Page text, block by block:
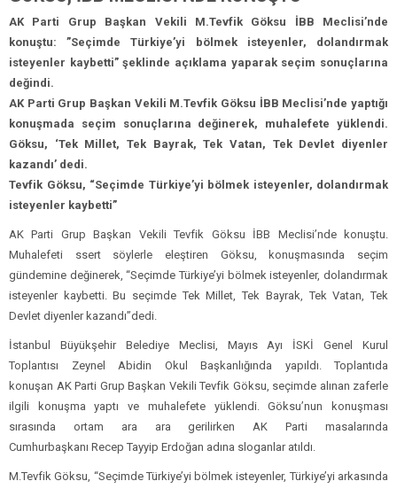
AK Parti Grup Başkan Vekili M.Tevfik Göksu İBB Meclisi’nde
konuştu: ”Seçimde Türkiye’yi bölmek isteyenler, dolandırmak
isteyenler kaybetti” şeklinde açıklama yaparak seçim sonuçlarına
değindi.
AK Parti Grup Başkan Vekili M.Tevfik Göksu İBB Meclisi’nde yaptığı
konuşmada seçim sonuçlarına değinerek, muhalefete yüklendi.
Göksu, ‘Tek Millet, Tek Bayrak, Tek Vatan, Tek Devlet diyenler
kazandı’ dedi.
Tevfik Göksu, “Seçimde Türkiye’yi bölmek isteyenler, dolandırmak
isteyenler kaybetti”
AK Parti Grup Başkan Vekili Tevfik Göksu İBB Meclisi’nde konuştu.
Muhalefeti ssert söylerle eleştiren Göksu, konuşmasında seçim
gündemine değinerek, “Seçimde Türkiye’yi bölmek isteyenler, dolandırmak
isteyenler kaybetti. Bu seçimde Tek Millet, Tek Bayrak, Tek Vatan, Tek
Devlet diyenler kazandı”dedi.
İstanbul Büyükşehir Belediye Meclisi, Mayıs Ayı İSKİ Genel Kurul
Toplantısı Zeynel Abidin Okul Başkanlığında yapıldı. Toplantıda
konuşan AK Parti Grup Başkan Vekili Tevfik Göksu, seçimde alınan zaferle
ilgili konuşma yaptı ve muhalefete yüklendi. Göksu’nun konuşması
sırasında ortam ara ara gerilirken AK Parti masalarında
Cumhurbaşkanı Recep Tayyip Erdoğan adına sloganlar atıldı.
M.Tevfik Göksu, “Seçimde Türkiye’yi bölmek isteyenler, Türkiye’yi arkasında